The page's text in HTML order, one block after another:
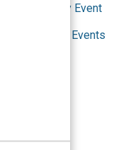
SocialToday Event
Partnership Events